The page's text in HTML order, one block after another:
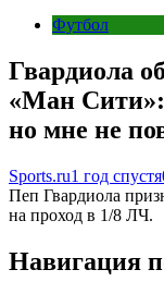
Футбол
Гвардиола
«Ман Сити»:
но мне не
Sports.ru1 год спустя
Пеп Гвардиола
на проход в 1/8 ЛЧ.
Навигация